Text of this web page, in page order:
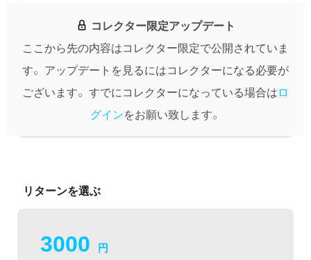
コレクター限定アップデート
ここから先の内容はコレクター限定で公開されていま
す。 アップデートを見るにはコレクターになる必要が
ございます。 すでにコレクターになっている場合はロ
グインをお願い致します。
リターンを選ぶ
3000 円